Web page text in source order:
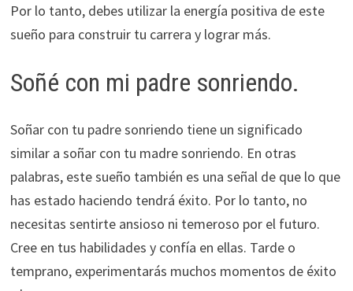
Por lo tanto, debes utilizar la energía positiva de este
sueño para construir tu carrera y lograr más.
Soñé con mi padre sonriendo.
Soñar con tu padre sonriendo tiene un significado
similar a soñar con tu madre sonriendo. En otras
palabras, este sueño también es una señal de que lo que
has estado haciendo tendrá éxito. Por lo tanto, no
necesitas sentirte ansioso ni temeroso por el futuro.
Cree en tus habilidades y confía en ellas. Tarde o
temprano, experimentarás muchos momentos de éxito